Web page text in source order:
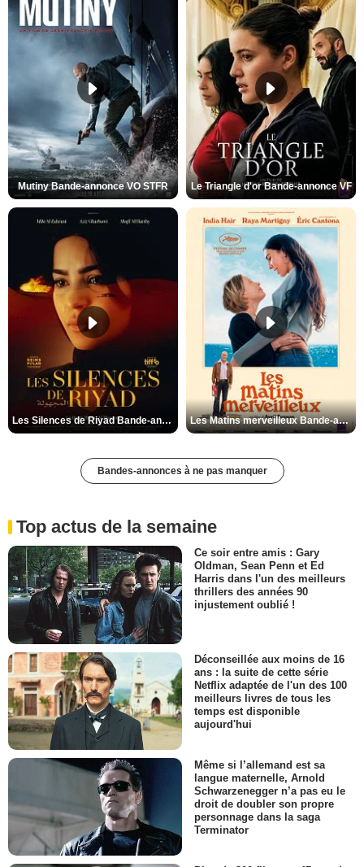
Mutiny Bande-annonce VO STFR Le Triangle d'or Bande-annonce VF
Les Silences de Riyad Bande-annonce VO STFR Les Matins merveilleux Bande-annonce VF
Bandes-annonces à ne pas manquer
Top actus de la semaine
Ce soir entre amis : Gary
Oldman, Sean Penn et Ed
Harris dans l'un des meilleurs
thrillers des années 90
injustement oublié !
Déconseillée aux moins de 16
ans : la suite de cette série
Netflix adaptée de l'un des 100
meilleurs livres de tous les
temps est disponible
aujourd'hui
Même si l’allemand est sa
langue maternelle, Arnold
Schwarzenegger n’a pas eu le
droit de doubler son propre
personnage dans la saga
Terminator